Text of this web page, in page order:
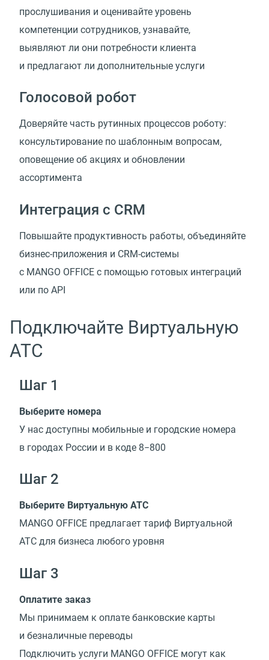
прослушивания и оценивайте уровень
компетенции сотрудников, узнавайте,
выявляют ли они потребности клиента
и предлагают ли дополнительные услуги
Голосовой робот
Доверяйте часть рутинных процессов роботу:
консультирование по шаблонным вопросам,
оповещение об акциях и обновлении
ассортимента
Интеграция с CRM
Повышайте продуктивность работы, объединяйте
бизнес-приложения и CRM-системы
с MANGO OFFICE с помощью готовых интеграций
или по API
Подключайте Виртуальную
АТС
Шаг 1
Выберите номера
У нас доступны мобильные и городские номера
в городах России и в коде 8−800
Шаг 2
Выберите Виртуальную АТС
MANGO OFFICE предлагает тариф Виртуальной
АТС для бизнеса любого уровня
Шаг 3
Оплатите заказ
Мы принимаем к оплате банковские карты
и безналичные переводы
Подключить услуги MANGO OFFICE могут как